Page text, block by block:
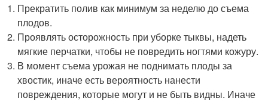
Прекратить полив как минимум за неделю до съема
плодов.
Проявлять осторожность при уборке тыквы, надеть
мягкие перчатки, чтобы не повредить ногтями кожуру.
В момент съема урожая не поднимать плоды за
хвостик, иначе есть вероятность нанести
повреждения, которые могут и не быть видны. Иначе